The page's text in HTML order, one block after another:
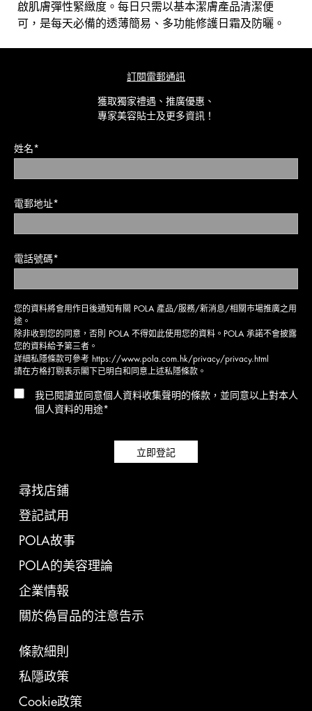
啟肌膚彈性緊緻度。每日只需以基本潔膚產品清潔便
可，是每天必備的透薄簡易、多功能修護日霜及防曬。
訂閱電郵通訊
獲取獨家禮遇、推廣優惠、
專家美容貼士及更多資訊！
姓名*
電郵地址*
電話號碼*
您的資料將會用作日後通知有關 POLA 產品/服務/新消息/相關市場推廣之用
途。
除非收到您的同意，否則 POLA 不得如此使用您的資料。POLA 承諾不會披露
您的資料給予第三者。
詳細私隱條款可參考 https://www.pola.com.hk/privacy/privacy.html
請在方格打剔表示閣下已明白和同意上述私隱條款。
我已閱讀並同意個人資料收集聲明的條款，並同意以上對本人
個人資料的用途*
立即登記
尋找店鋪
登記試用
POLA故事
POLA的美容理論
企業情報
關於偽冒品的注意告示
條款細則
私隱政策
Cookie政策